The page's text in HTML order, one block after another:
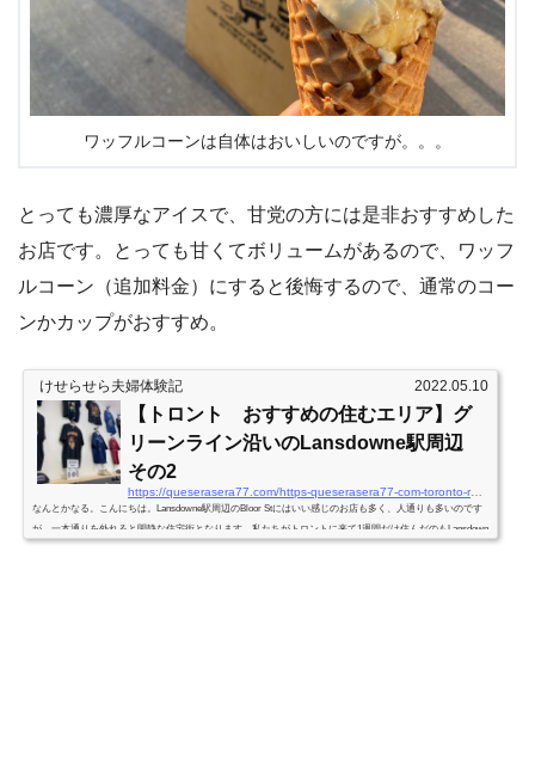
ワッフルコーンは自体はおいしいのですが。。。
とっても濃厚なアイスで、甘党の方には是非おすすめした
お店です。とっても甘くてボリュームがあるので、ワッフ
ルコーン（追加料金）にすると後悔するので、通常のコー
ンかカップがおすすめ。
けせらせら夫婦体験記 2022.05.10
【トロント おすすめの住むエリア】グ
リーンライン沿いのLansdowne駅周辺
その2
https://queserasera77.com/https-queserasera77-com-toronto-recommended-areas-lansdowne-2
なんとかなる。こんにちは。Lansdowne駅周辺のBloor Stにはいい感じのお店も多く、人通りも多いのです
が、一本通りを外れると閑静な住宅街となります。私たちがトロントに来て1週間だけ住んだのもLansdown